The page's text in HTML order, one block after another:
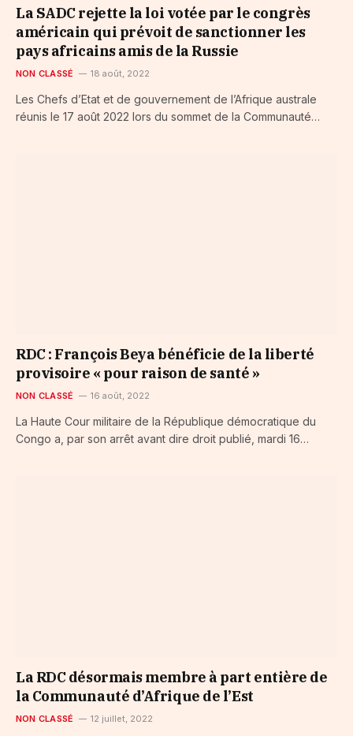
La SADC rejette la loi votée par le congrès
américain qui prévoit de sanctionner les
pays africains amis de la Russie
NON CLASSÉ 18 août, 2022
Les Chefs d’Etat et de gouvernement de l’Afrique australe
réunis le 17 août 2022 lors du sommet de la Communauté…
RDC : François Beya bénéficie de la liberté
provisoire « pour raison de santé »
NON CLASSÉ 16 août, 2022
La Haute Cour militaire de la République démocratique du
Congo a, par son arrêt avant dire droit publié, mardi 16…
La RDC désormais membre à part entière de
la Communauté d’Afrique de l’Est
NON CLASSÉ 12 juillet, 2022